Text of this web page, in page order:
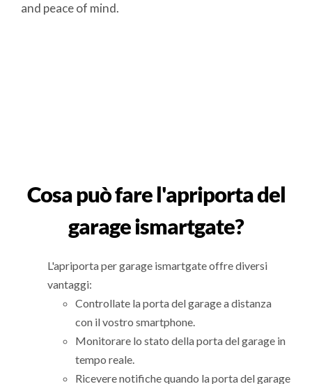
and peace of mind.
Cosa può fare l'apriporta del
garage ismartgate?
L'apriporta per garage ismartgate offre diversi
vantaggi:
Controllate la porta del garage a distanza
con il vostro smartphone.
Monitorare lo stato della porta del garage in
tempo reale.
Ricevere notifiche quando la porta del garage